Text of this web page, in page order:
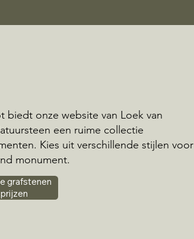
biedt onze website van Loek van
een ruime collectie
Kies uit verschillende stijlen voor
monument.
grafstenen